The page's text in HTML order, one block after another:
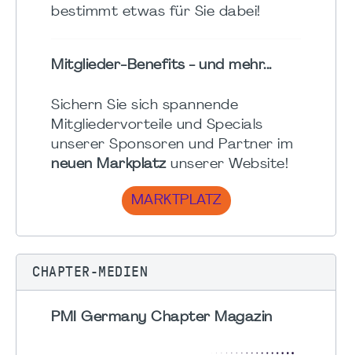
bestimmt etwas für Sie dabei!
Mitglieder-Benefits - und mehr...
Sichern Sie sich spannende
Mitgliedervorteile und Specials
unserer Sponsoren und Partner im
neuen Markplatzunserer Website!
MARKTPLATZ
CHAPTER-MEDIEN
PMI Germany Chapter Magazin